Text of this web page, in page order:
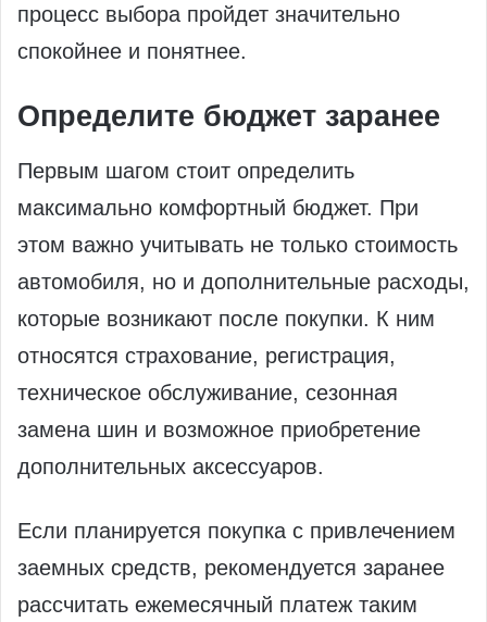
процесс выбора пройдет значительно
спокойнее и понятнее.
Определите бюджет заранее
Первым шагом стоит определить
максимально комфортный бюджет. При
этом важно учитывать не только стоимость
автомобиля, но и дополнительные расходы,
которые возникают после покупки. К ним
относятся страхование, регистрация,
техническое обслуживание, сезонная
замена шин и возможное приобретение
дополнительных аксессуаров.
Если планируется покупка с привлечением
заемных средств, рекомендуется заранее
рассчитать ежемесячный платеж таким